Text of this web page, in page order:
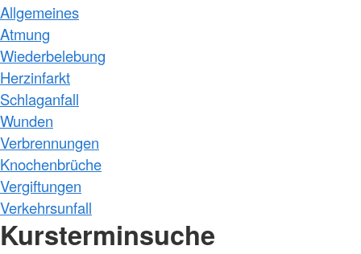
Allgemeines
Atmung
Wiederbelebung
Herzinfarkt
Schlaganfall
Wunden
Verbrennungen
Knochenbrüche
Vergiftungen
Verkehrsunfall
Kursterminsuche